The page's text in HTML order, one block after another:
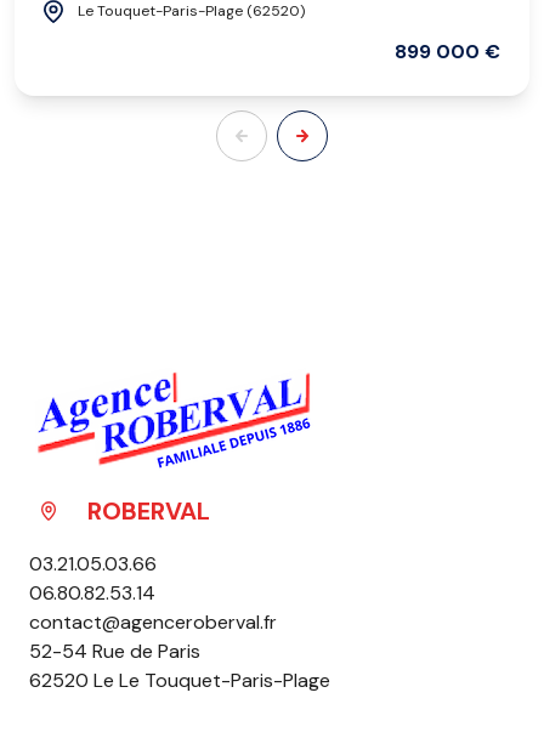
Le Touquet-Paris-Plage (62520)
899 000 €
ROBERVAL
03.21.05.03.66
06.80.82.53.14
contact@agenceroberval.fr
52-54 Rue de Paris
62520 Le Le Touquet-Paris-Plage